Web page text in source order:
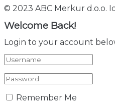
© 2023 ABC Merkur d.o.o.
Welcome Back!
Login to your account
Remember Me